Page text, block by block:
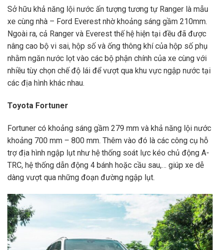
Sở hữu khả năng lội nước ấn tượng tương tự Ranger là mẫu
xe cùng nhà – Ford Everest nhờ khoảng sáng gầm 210mm.
Ngoài ra, cả Ranger và Everest thế hệ hiện tại đều đã được
nâng cao bộ vi sai, hộp số và ống thông khí của hộp số phụ
nhằm ngăn nước lọt vào các bộ phận chính của xe cùng với
nhiều tùy chọn chế độ lái để vượt qua khu vực ngập nước tại
các địa hình khác nhau.
Toyota Fortuner
Fortuner có khoảng sáng gầm 279 mm và khả năng lội nước
khoảng 700 mm – 800 mm. Thêm vào đó là các công cụ hỗ
trợ địa hình ngập lụt như hệ thống soát lực kéo chủ động A-
TRC, hệ thống dẫn động 4 bánh hoặc cầu sau,… giúp xe dễ
dàng vượt qua những đoạn đường ngập lụt.